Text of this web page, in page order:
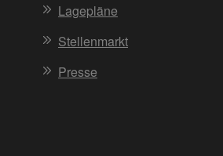
Lagepläne
Stellenmarkt
Presse